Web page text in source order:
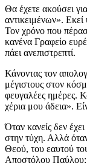
Θα έχετε ακούσει
αντικειμένων».
Τον χρόνο που
κανένα Γραφείο
πάει ανεπιστρεπτί.
Κάνοντας τον
μέγιστους στον
φευγαλέες ημέρες.
χέρια μου άδεια».
Όταν κανείς δεν
στην τύχη. Αλλά
Θεού, του εαυτού
Αποστόλου Παύλου: